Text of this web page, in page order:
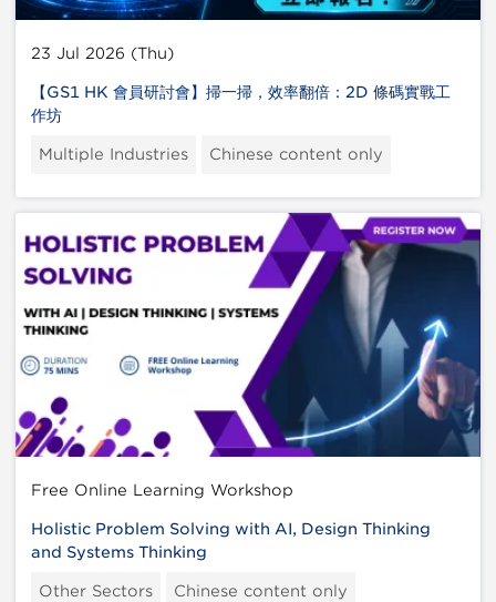
23 Jul 2026 (Thu)
【GS1 HK 會員研討會】掃一掃，效率翻倍：2D 條碼實戰工
作坊
Multiple Industries Chinese content only
Free Online Learning Workshop
Holistic Problem Solving with AI, Design Thinking
and Systems Thinking
Other Sectors Chinese content only